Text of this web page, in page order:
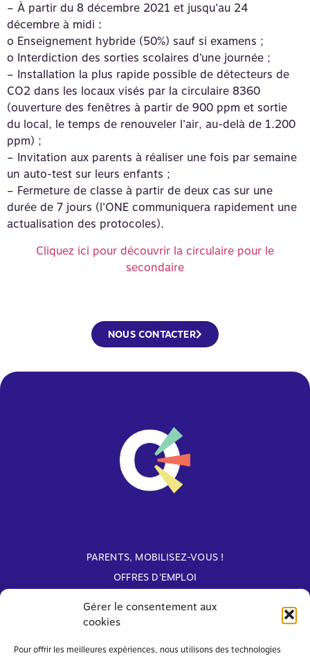
Gérer le consentement aux
cookies
Pour offrir les meilleures expériences, nous utilisons des technologies
– À partir du 8 décembre 2021 et jusqu’au 24
décembre à midi :
o Enseignement hybride (50%) sauf si examens ;
o Interdiction des sorties scolaires d’une journée ;
– Installation la plus rapide possible de détecteurs de
CO2 dans les locaux visés par la circulaire 8360
(ouverture des fenêtres à partir de 900 ppm et sortie
du local, le temps de renouveler l’air, au-delà de 1.200
ppm) ;
– Invitation aux parents à réaliser une fois par semaine
un auto-test sur leurs enfants ;
– Fermeture de classe à partir de deux cas sur une
durée de 7 jours (l’ONE communiquera rapidement une
actualisation des protocoles).
Cliquez ici pour découvrir la circulaire pour le
secondaire
NOUS CONTACTER
PARENTS, MOBILISEZ-VOUS !
OFFRES D'EMPLOI
Avec le soutien de